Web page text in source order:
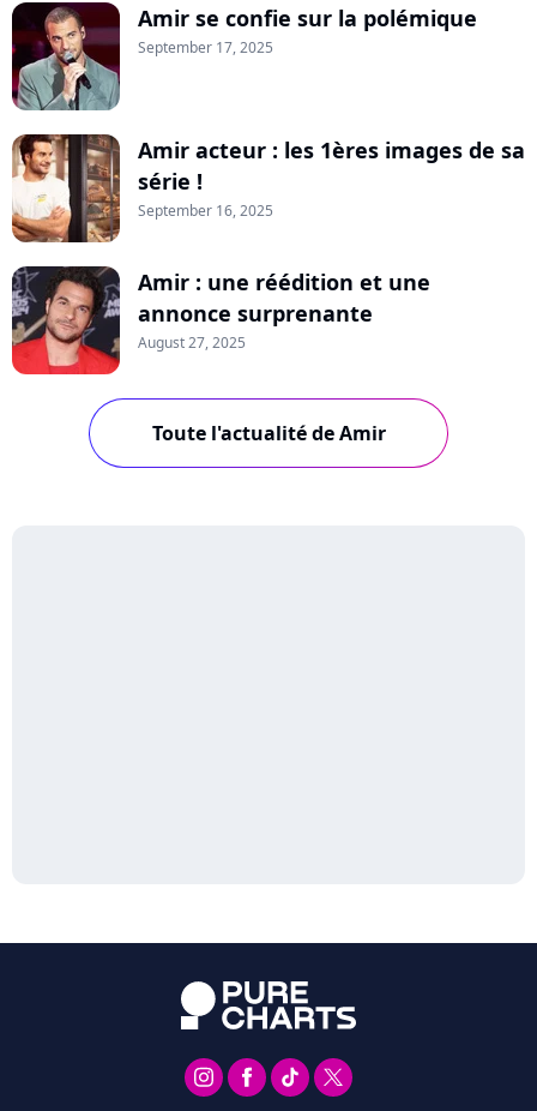
Amir se confie sur la polémique
September 17, 2025
Amir acteur : les 1ères images de sa
série !
September 16, 2025
Amir : une réédition et une
annonce surprenante
August 27, 2025
Toute l'actualité de Amir